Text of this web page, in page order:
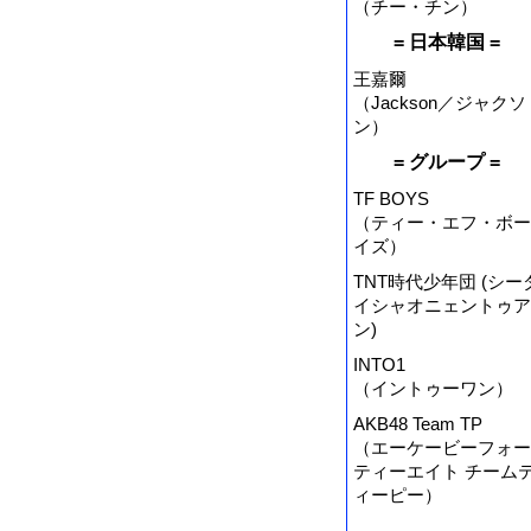
（チー・チン）
= 日本韓国 =
王嘉爾
（Jackson／ジャクソ
ン）
= グループ =
TF BOYS
（ティー・エフ・ボー
イズ）
TNT時代少年団 (シー
イシャオニェントゥア
ン)
INTO1
（イントゥーワン）
AKB48 Team TP
（エーケービーフォー
ティーエイト チーム
ィーピー）